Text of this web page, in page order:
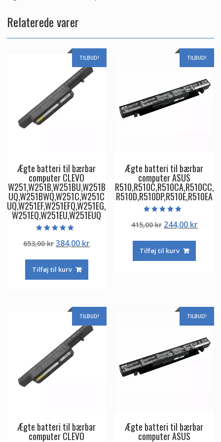
Relaterede varer
TILBUD!
Ægte batteri til bærbar
computer CLEVO
W251,W251B,W251BU,W251B
UQ,W251BWQ,W251C,W251C
UQ,W251EF,W251EFQ,W251EG,
W251EQ,W251EU,W251EUQ
5.00
ud af 5
653,00krDen
pris
var:
384,00 krDen
Tilføj til kurv
TILBUD!
Ægte batteri til bærbar
computer ASUS
R510,R510C,R510CA,R510CC,
R510D,R510DP,R510E,R510EA
4.50
ud af 5
415,00kr Den
pris
var:
244,00 krDen
Tilføj til kurv
TILBUD!
Ægte batteri til bærbar
computer CLEVO
TILBUD!
Ægte batteri til bærbar
computer ASUS